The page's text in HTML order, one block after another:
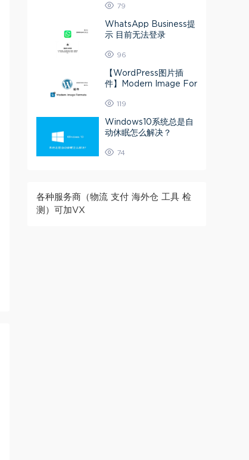
79
WhatsApp Business提
示 目前无法登录
96
【WordPress图片插
件】Modern Image For
VIF或Webp
119
Windows10系统总是自
动休眠怎么解决？
74
各种服务商（物流 支付 海外仓 工具 检
测）可加VX